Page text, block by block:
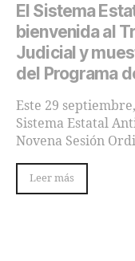
El Sistema
bienvenida al
Judicial y
del Programa
Este 29
Sistema Estatal
Novena Sesión
Leer más